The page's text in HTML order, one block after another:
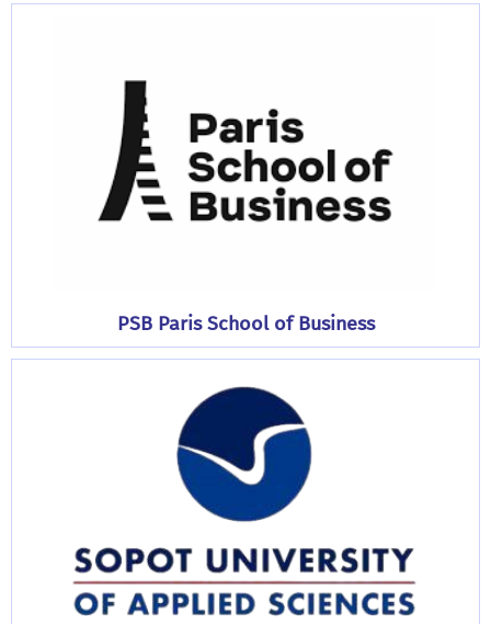
PSB Paris School of Business